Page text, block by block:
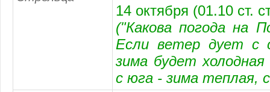
14 октября (01.10 ст.
("Какова погода на
Если ветер дует с
зима будет
с юга - зима теплая,